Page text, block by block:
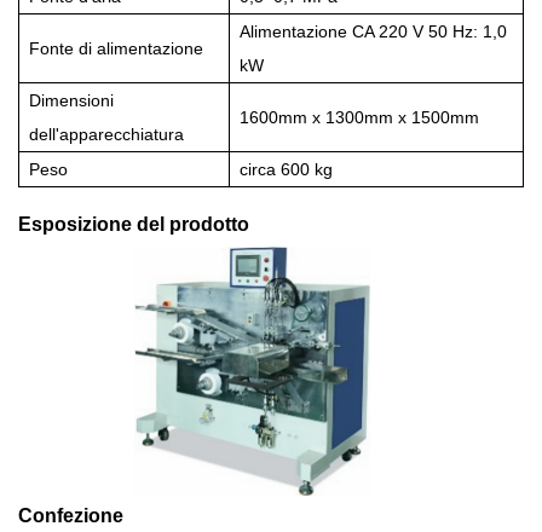
Fonte di alimentazione
Alimentazione CA 220 V 50 Hz: 1,0
kW
Dimensioni
dell'apparecchiatura
1600mm x 1300mm x 1500mm
Peso circa 600 kg
Esposizione del prodotto
Confezione